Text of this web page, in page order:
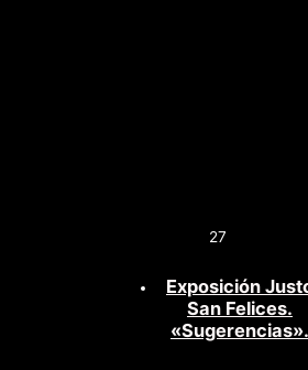
27
Exposición
San Felices.
«Sugerencias».